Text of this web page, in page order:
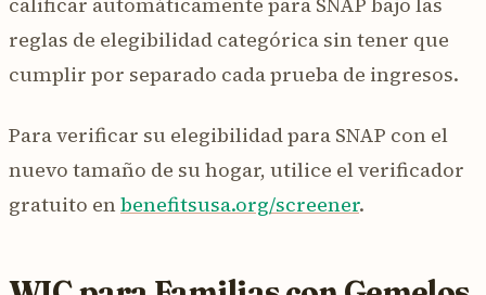
reglas de elegibilidad categórica sin tener que
cumplir por separado cada prueba de ingresos.
Para verificar su elegibilidad para SNAP con el
nuevo tamaño de su hogar, utilice el verificador
gratuito enbenefitsusa.org/screener.